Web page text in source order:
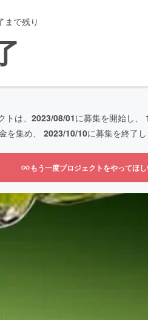
まで残り
は、 2023/08/01に募集を開始し、
を集め、 2023/10/10に募集を終了
もう一度プロジェクトをやってほ